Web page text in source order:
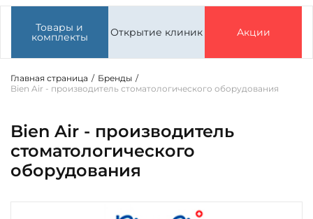
Товары и
комплекты Открытие клиник Акции
Главная страница / Бренды /
Bien Air - производитель стоматологического оборудования
Bien Air - производитель
стоматологического
оборудования